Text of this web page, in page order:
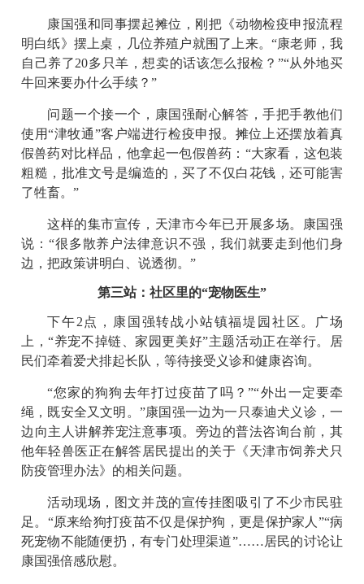
康国强和同事摆起摊位，刚把《动物检疫申报流程
明白纸》摆上桌，几位养殖户就围了上来。“康老师，我
自己养了20多只羊，想卖的话该怎么报检？”“从外地买
牛回来要办什么手续？”
问题一个接一个，康国强耐心解答，手把手教他们
使用“津牧通”客户端进行检疫申报。摊位上还摆放着真
假兽药对比样品，他拿起一包假兽药：“大家看，这包装
粗糙，批准文号是编造的，买了不仅白花钱，还可能害
了牲畜。”
这样的集市宣传，天津市今年已开展多场。康国强
说：“很多散养户法律意识不强，我们就要走到他们身
边，把政策讲明白、说透彻。”
第三站：社区里的“宠物医生”
下午2点，康国强转战小站镇福堤园社区。广场
上，“养宠不掉链、家园更美好”主题活动正在举行。居
民们牵着爱犬排起长队，等待接受义诊和健康咨询。
“您家的狗狗去年打过疫苗了吗？”“外出一定要牵
绳，既安全又文明。”康国强一边为一只泰迪犬义诊，一
边向主人讲解养宠注意事项。旁边的普法咨询台前，其
他年轻兽医正在解答居民提出的关于《天津市饲养犬只
防疫管理办法》的相关问题。
活动现场，图文并茂的宣传挂图吸引了不少市民驻
足。“原来给狗打疫苗不仅是保护狗，更是保护家人”“病
死宠物不能随便扔，有专门处理渠道”……居民的讨论让
康国强倍感欣慰。